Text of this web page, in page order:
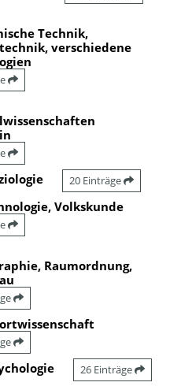
Technik,
verschiedene
20 Einträge
Volkskunde
Raumordnung,
26 Einträge